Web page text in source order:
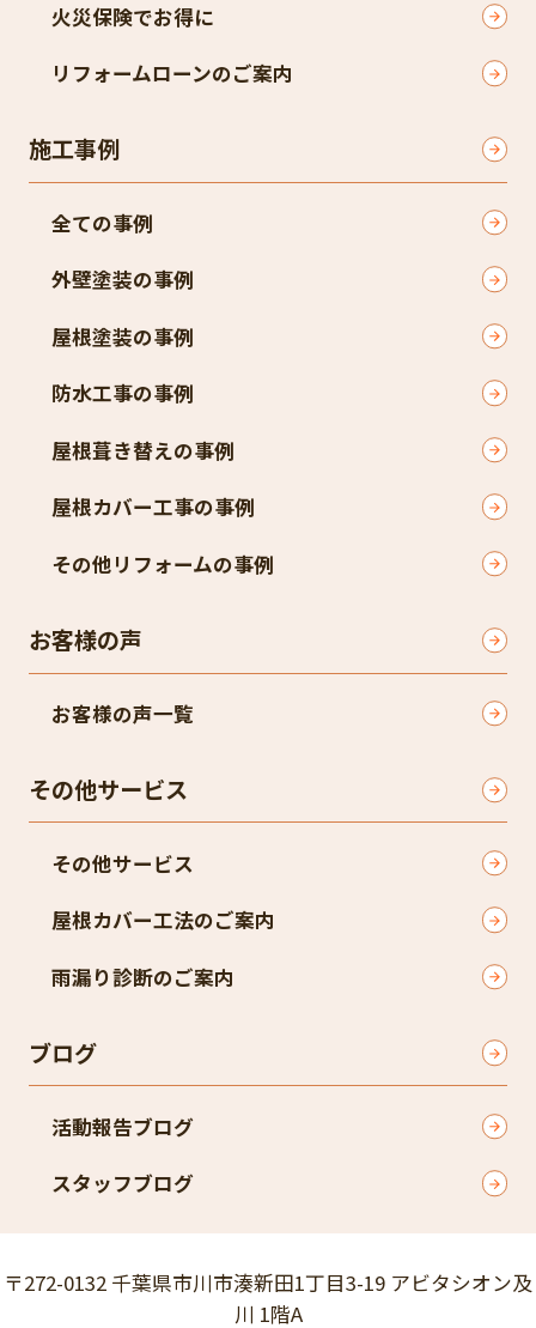
火災保険でお得に
リフォームローンのご案内
施工事例
全ての事例
外壁塗装の事例
屋根塗装の事例
防水工事の事例
屋根葺き替えの事例
屋根カバー工事の事例
その他リフォームの事例
お客様の声
お客様の声一覧
その他サービス
その他サービス
屋根カバー工法のご案内
雨漏り診断のご案内
ブログ
活動報告ブログ
スタッフブログ
〒272-0132 千葉県市川市湊新田1丁目3-19 アビタシオン及
川 1階A